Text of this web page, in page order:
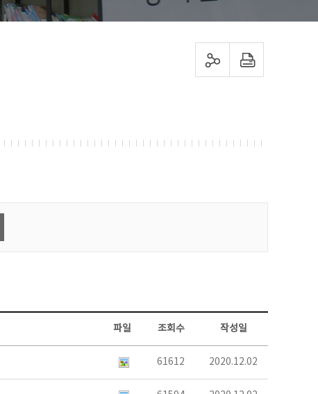
sns 공유하기 프린트하기
파일 조회수 작성일
61612 2020.12.02